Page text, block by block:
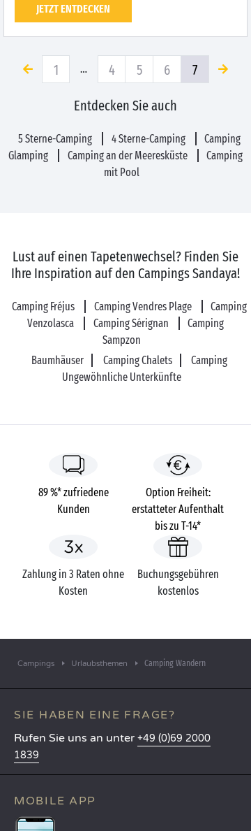
JETZT ENTDECKEN
1 … 4 5 6 7
Entdecken Sie auch
5 Sterne-Camping 4 Sterne-Camping
Camping
Glamping
Camping an der Meeresküste
Camping
mit Pool
Lust auf einen Tapetenwechsel? Finden Sie
Ihre Inspiration auf den Campings Sandaya!
Camping Fréjus Camping Vendres Plage
Camping
Venzolasca
Camping Sérignan
Camping
Sampzon
Baumhäuser
Camping Chalets
Camping
Ungewöhnliche Unterkünfte
89 %* zufriedene
Kunden
Option Freiheit:
erstatteter Aufenthalt
bis zu T-14*
Zahlung in 3 Raten ohne
Kosten
Buchungsgebühren
kostenlos
Campings Urlaubsthemen Camping Wandern
SIE HABEN EINE FRAGE?
Rufen Sie uns an unter +49 (0)69 2000
1839
MOBILE APP